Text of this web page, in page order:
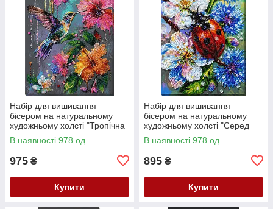
Набір для вишивання
бісером на натуральному
художньому холсті "Тропічна
гостя" Абрис Арт AB-987
В наявності 978 од.
975 ₴
Купити
Набір для вишивання
бісером на натуральному
художньому холсті "Серед
волошок" Абрис Арт AB-984
В наявності 978 од.
895 ₴
Купити